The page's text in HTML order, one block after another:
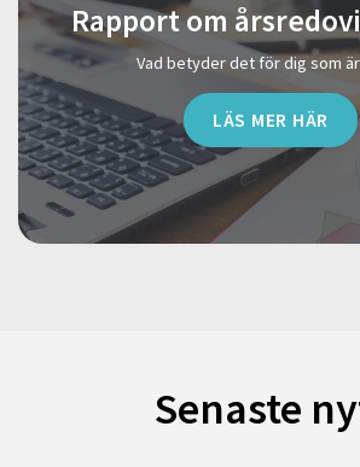
Rapport om
Vad betyder det för dig som
LÄS MER HÄR
Senaste